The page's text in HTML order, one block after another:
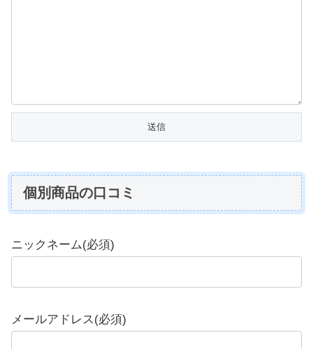
個別商品の口コミ
ニックネーム(必須)
メールアドレス(必須)